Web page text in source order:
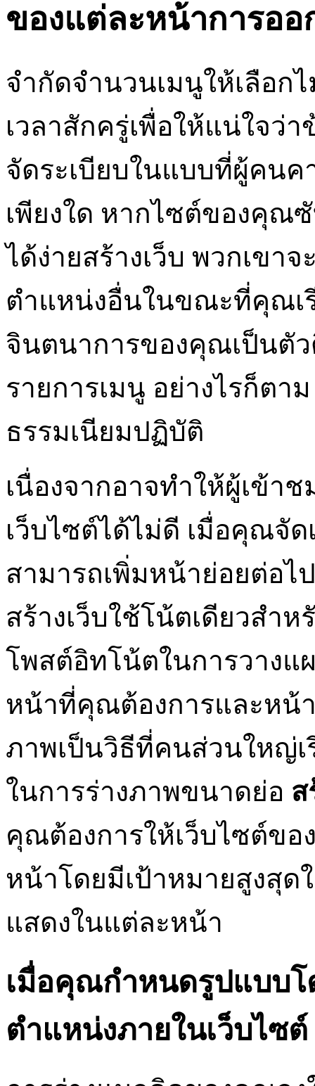
ของแต่ละหน้าการอ
จำกัดจำนวนเมนูให้เลือก
เวลาสักครู่เพื่อให้แน่ใจว่
จัดระเบียบในแบบที่ผู้คน
เพียงใด หากไซต์ของคุณ
ได้ง่ายสร้างเว็บ พวกเขา
ตำแหน่งอื่นในขณะที่คุณเ
จินตนาการของคุณเป็นตัว
รายการเมนู อย่างไรก็ตา
ธรรมเนียมปฏิบัติ
เนื่องจากอาจทำให้ผู้เข้า
เว็บไซต์ได้ไม่ดี เมื่อคุณจั
สามารถเพิ่มหน้าย่อยต่อไ
สร้างเว็บใช้โน้ตเดียวสำ
โพสต์อิทโน้ตในการวาง
หน้าที่คุณต้องการและหน้
ภาพเป็นวิธีที่คนส่วนใหญ่เ
ในการร่างภาพขนาดย่อ ส
คุณต้องการให้เว็บไซต์ขอ
หน้าโดยมีเป้าหมายสูงสุด
แสดงในแต่ละหน้า
เมื่อคุณกำหนดรูปแบบโ
ตำแหน่งภายในเว็บไซต์